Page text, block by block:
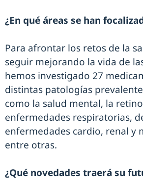
¿En qué áreas se han
Para afrontar los retos de la
seguir mejorando la vida de
hemos investigado 27
distintas patologías
como la salud mental, la
enfermedades respiratorias,
enfermedades cardio, renal y
entre otras.
¿Qué novedades traerá su